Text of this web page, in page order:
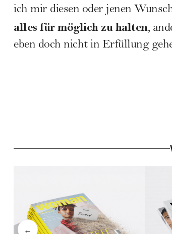
ich mir diesen oder jenen
alles für möglich zu halten,
eben doch nicht in Erfüllung
←